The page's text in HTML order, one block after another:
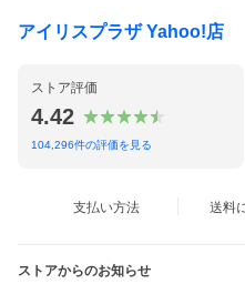
アイリスプラザ Yahoo!店
ストア評価
4.42
104,296件の評価を見る
支払い方法 送料
ストアからのお知らせ